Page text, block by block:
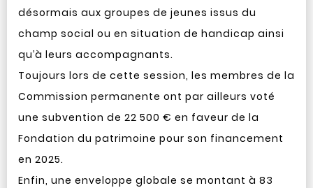
désormais aux groupes de jeunes issus du
champ social ou en situation de handicap ainsi
qu’à leurs accompagnants.
Toujours lors de cette session, les membres de la
Commission permanente ont par ailleurs voté
une subvention de 22 500 € en faveur de la
Fondation du patrimoine pour son financement
en 2025.
Enfin, une enveloppe globale se montant à 83